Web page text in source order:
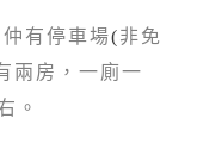
有停車場(非免
兩房，一廁一
。